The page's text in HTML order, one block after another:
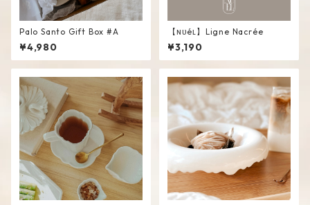
Palo Santo Gift Box #A
¥4,980
【ɴᴜéʟ】Ligne Nacrée
¥3,190